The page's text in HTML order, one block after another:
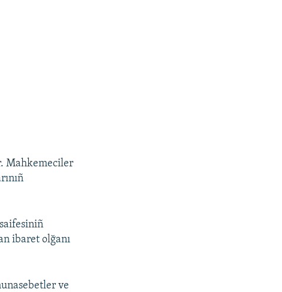
Mahkemeciler
ibaret olğanı
ve